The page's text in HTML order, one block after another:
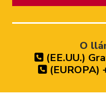
O
(EE.UU.)
(EUROPA)